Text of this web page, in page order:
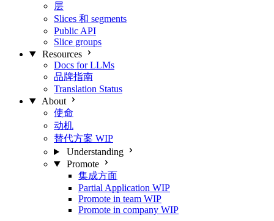
层
Slices 和 segments
Public API
Slice groups
Resources
Docs for LLMs
品牌指南
Translation Status
About
使命
动机
替代方案 WIP
Understanding
Promote
集成方面
Partial Application WIP
Promote in team WIP
Promote in company WIP